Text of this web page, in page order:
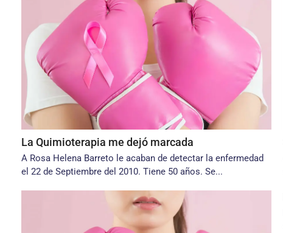
La Quimioterapia me dejó marcada
A Rosa Helena Barreto le acaban de detectar la enfermedad
el 22 de Septiembre del 2010. Tiene 50 años. Se...